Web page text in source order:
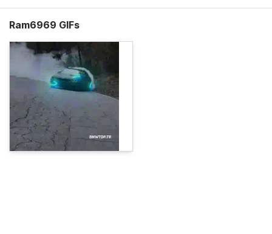
Ram6969 GIFs